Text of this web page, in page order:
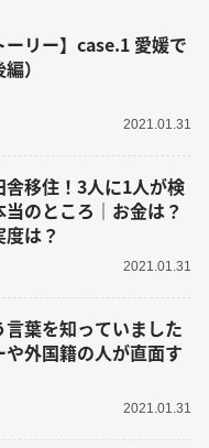
ーリー】case.1 愛媛で
）
2021.01.31
移住！3人に1人が検
のところ｜お金は？
は？
2021.01.31
言葉を知っていました
外国籍の人が直面す
2021.01.31